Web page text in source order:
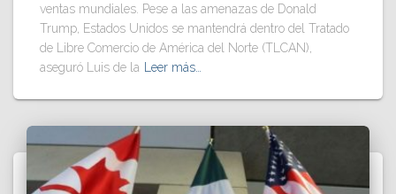
ventas mundiales. Pese a las amenazas de Donald
Trump, Estados Unidos se mantendrá dentro del Tratado
de Libre Comercio de América del Norte (TLCAN),
aseguró Luis de la
Leer más…